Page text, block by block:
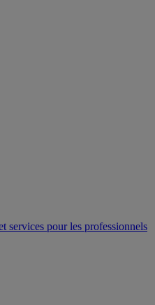
services pour les professionnels